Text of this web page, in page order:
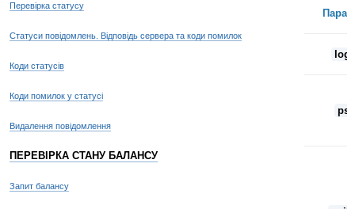
Перевірка статусу
Статуси повідомлень. Відповідь сервера та коди помилок
Коди статусів
Коди помилок у статусі
Видалення повідомлення
ПЕРЕВІРКА СТАНУ БАЛАНСУ
Запит балансу